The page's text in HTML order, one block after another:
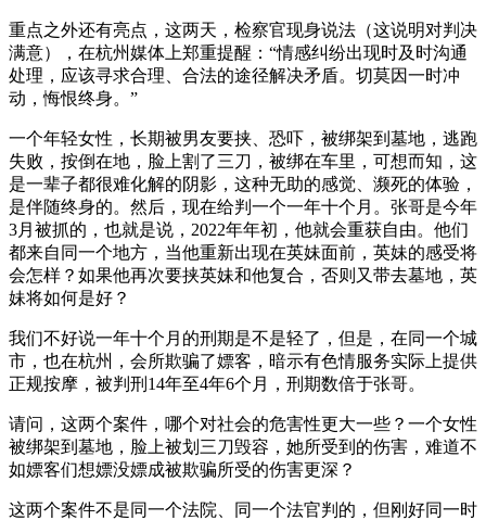
重点之外还有亮点，这两天，检察官现身说法（这说明对判决
满意），在杭州媒体上郑重提醒：“情感纠纷出现时及时沟通
处理，应该寻求合理、合法的途径解决矛盾。切莫因一时冲
动，悔恨终身。”
一个年轻女性，长期被男友要挟、恐吓，被绑架到墓地，逃跑
失败，按倒在地，脸上割了三刀，被绑在车里，可想而知，这
是一辈子都很难化解的阴影，这种无助的感觉、濒死的体验，
是伴随终身的。然后，现在给判一个一年十个月。张哥是今年
3月被抓的，也就是说，2022年年初，他就会重获自由。他们
都来自同一个地方，当他重新出现在英妹面前，英妹的感受将
会怎样？如果他再次要挟英妹和他复合，否则又带去墓地，英
妹将如何是好？
我们不好说一年十个月的刑期是不是轻了，但是，在同一个城
市，也在杭州，会所欺骗了嫖客，暗示有色情服务实际上提供
正规按摩，被判刑14年至4年6个月，刑期数倍于张哥。
请问，这两个案件，哪个对社会的危害性更大一些？一个女性
被绑架到墓地，脸上被划三刀毁容，她所受到的伤害，难道不
如嫖客们想嫖没嫖成被欺骗所受的伤害更深？
这两个案件不是同一个法院、同一个法官判的，但刚好同一时